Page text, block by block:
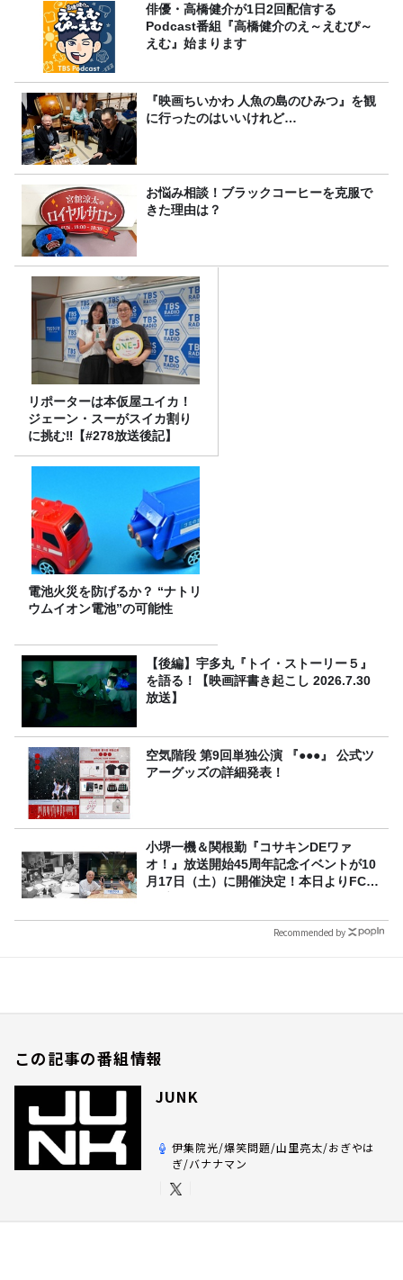
俳優・高橋健介が1日2回配信する
Podcast番組『高橋健介のえ～えむぴ～
えむ』始まります
『映画ちいかわ 人魚の島のひみつ』を観
に行ったのはいいけれど…
お悩み相談！ブラックコーヒーを克服で
きた理由は？
リポーターは本仮屋ユイカ！
ジェーン・スーがスイカ割り
に挑む‼【#278放送後記】
電池火災を防げるか？ “ナトリ
ウムイオン電池”の可能性
【後編】宇多丸『トイ・ストーリー５』
を語る！【映画評書き起こし 2026.7.30
放送】
空気階段 第9回単独公演 『●●●』 公式ツ
アーグッズの詳細発表！
小堺一機＆関根勤『コサキンDEワァ
オ！』放送開始45周年記念イベントが10
月17日（土）に開催決定！本日よりFC先
Recommended by
この記事の番組情報
JUNK
伊集院光/爆笑問題/山里亮太/おぎやは
ぎ/バナナマン